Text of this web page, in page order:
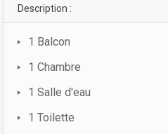
Description :
1 Balcon
1 Chambre
1 Salle d'eau
1 Toilette